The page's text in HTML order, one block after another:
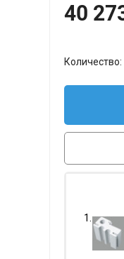
40
Количество: